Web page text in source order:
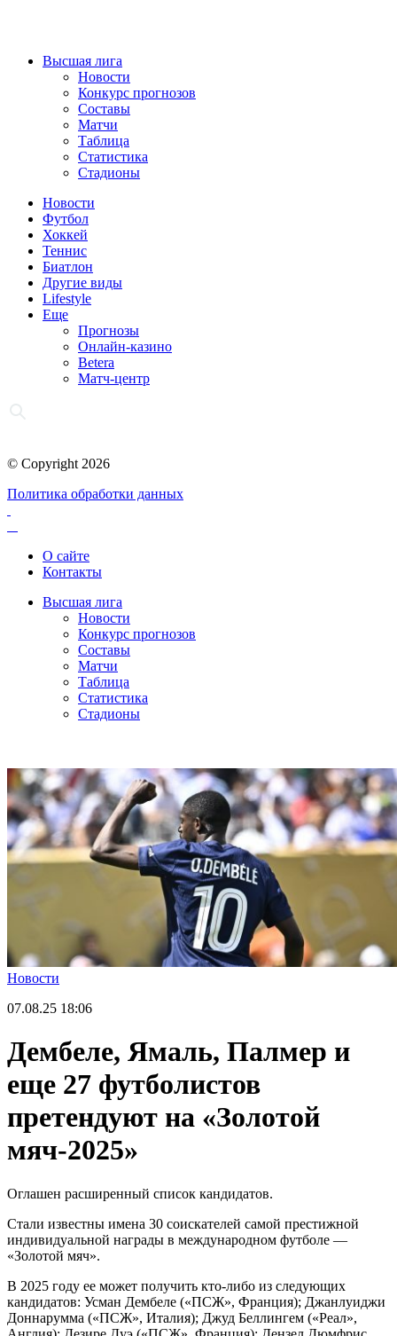
Высшая лига
Новости
Конкурс прогнозов
Составы
Матчи
Таблица
Статистика
Стадионы
Новости
Футбол
Хоккей
Теннис
Биатлон
Другие виды
Lifestyle
Еще
Прогнозы
Онлайн-казино
Betera
Матч-центр
© Copyright 2026
Политика обработки данных
О сайте
Контакты
Высшая лига
Новости
Конкурс прогнозов
Составы
Матчи
Таблица
Статистика
Стадионы
Новости
07.08.25 18:06
Дембеле, Ямаль, Палмер и
еще 27 футболистов
претендуют на «Золотой
мяч-2025»
Оглашен расширенный список кандидатов.
Стали известны имена 30 соискателей самой престижной
индивидуальной награды в международном футболе —
«Золотой мяч».
В 2025 году ее может получить кто-либо из следующих
кандидатов: Усман Дембеле («ПСЖ», Франция); Джанлуиджи
Доннарумма («ПСЖ», Италия); Джуд Беллингем («Реал»,